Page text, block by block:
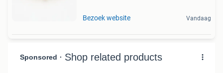
Bezoek website Vandaag